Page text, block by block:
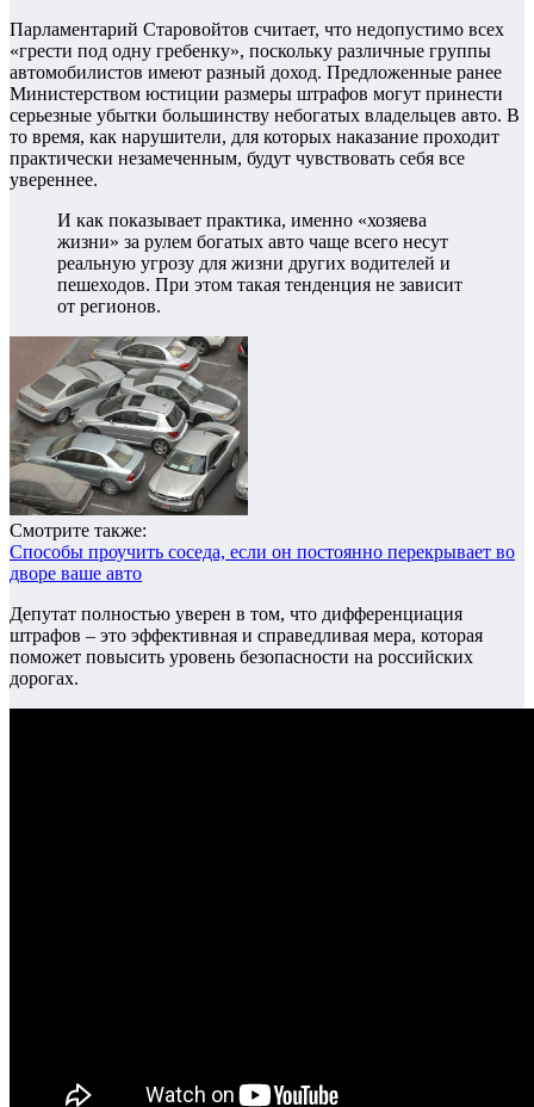
Парламентарий Старовойтов считает, что недопустимо всех
«грести под одну гребенку», поскольку различные группы
автомобилистов имеют разный доход. Предложенные ранее
Министерством юстиции размеры штрафов могут принести
серьезные убытки большинству небогатых владельцев авто. В
то время, как нарушители, для которых наказание проходит
практически незамеченным, будут чувствовать себя все
увереннее.
И как показывает практика, именно «хозяева
жизни» за рулем богатых авто чаще всего несут
реальную угрозу для жизни других водителей и
пешеходов. При этом такая тенденция не зависит
от регионов.
Смотрите также:
Способы проучить соседа, если он постоянно перекрывает во
дворе ваше авто
Депутат полностью уверен в том, что дифференциация
штрафов – это эффективная и справедливая мера, которая
поможет повысить уровень безопасности на российских
дорогах.